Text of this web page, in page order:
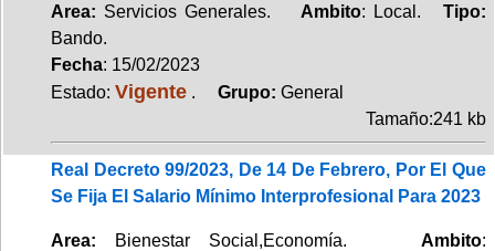
Area: Servicios Generales. Ambito: Local.Tipo:
Bando.
Fecha: 15/02/2023
Estado: Vigente . Grupo: General
Tamaño:241 kb
Real Decreto 99/2023, De 14 De Febrero, Por El Que
Se Fija El Salario Mínimo Interprofesional Para 2023
Area: Bienestar Social,Economía. Ambito: